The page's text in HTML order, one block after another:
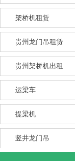
架桥机租赁
贵州龙门吊租赁
贵州架桥机出租
运梁车
提梁机
竖井龙门吊